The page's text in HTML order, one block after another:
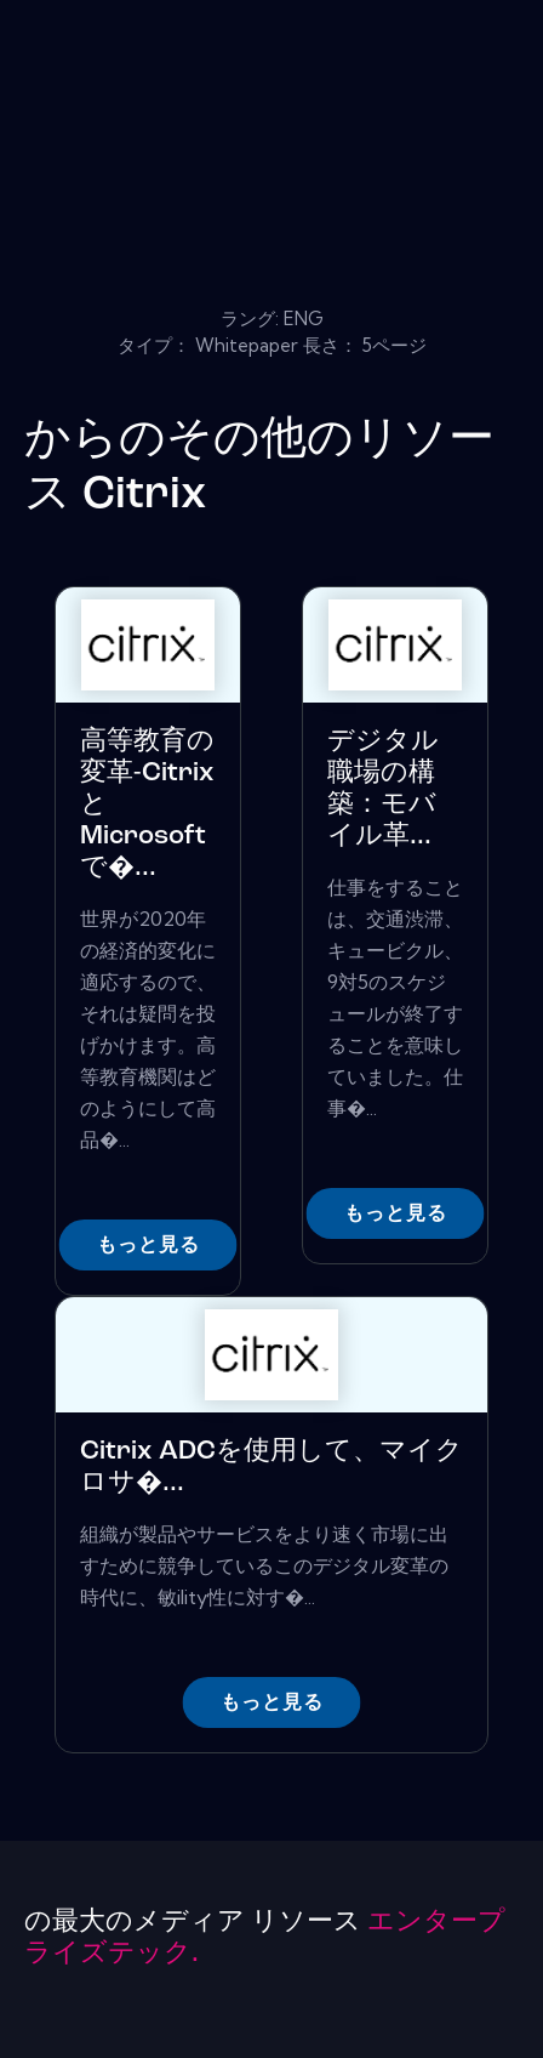
ラング: ENG
タイプ： Whitepaper 長さ： 5ページ
からのその他のリソー
ス Citrix
高等教育の
変革-Citrix
と
Microsoft
で�...
世界が2020年
の経済的変化に
適応するので、
それは疑問を投
げかけます。高
等教育機関はど
のようにして高
品�...
もっと見る
デジタル
職場の構
築：モバ
イル革...
仕事をすること
は、交通渋滞、
キュービクル、
9対5のスケジ
ュールが終了す
ることを意味し
ていました。仕
事�...
もっと見る
Citrix ADCを使用して、マイク
ロサ�...
組織が製品やサービスをより速く市場に出
すために競争しているこのデジタル変革の
時代に、敏ility性に対す�...
もっと見る
の最大のメディア リソース エンタープ
ライズテック.